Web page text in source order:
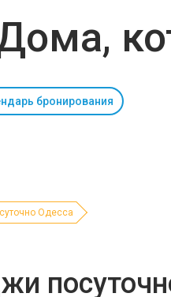
бронирования
Одесса